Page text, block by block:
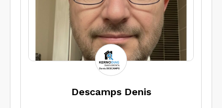
Descamps Denis